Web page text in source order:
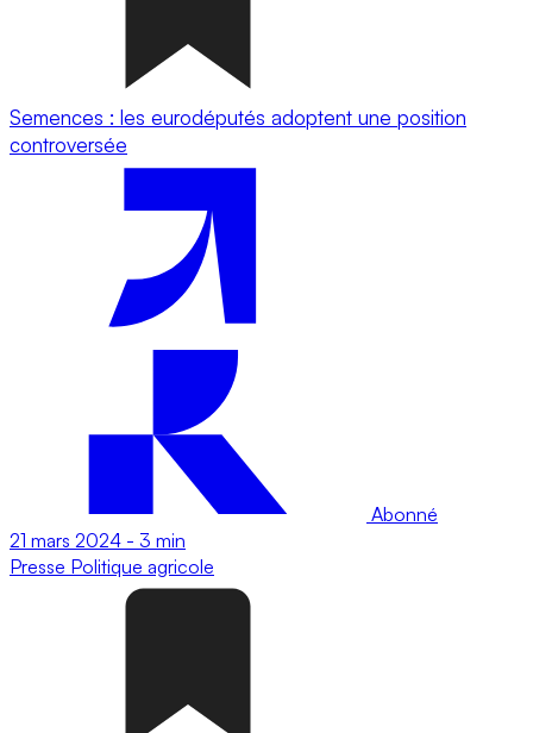
Semences : les eurodéputés adoptent une position
controversée
Abonné
21 mars 2024 - 3 min
Presse Politique agricole